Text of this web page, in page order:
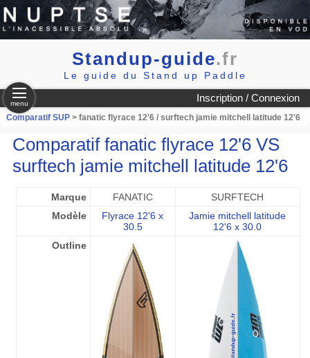
Standup-guide.fr
Le guide du Stand up Paddle
Inscription / Connexion
menu
Comparatif SUP > fanatic flyrace 12'6 / surftech jamie mitchell latitude 12'6
Comparatif fanatic flyrace 12'6 VS
surftech jamie mitchell latitude 12'6
Marque FANATIC
SURFTECH
Modèle
Flyrace 12'6 x
30.5
Jamie mitchell latitude
12'6 x 30.0
Outline